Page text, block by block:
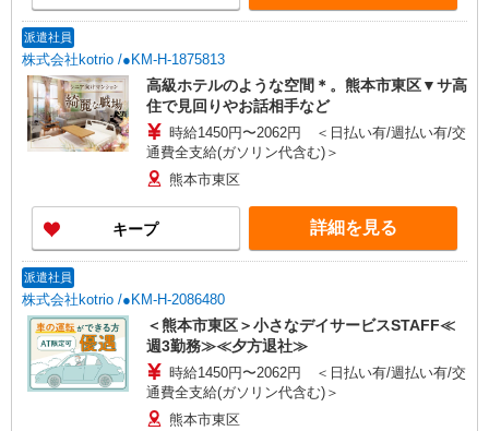
派遣社員
株式会社kotrio /●KM-H-1875813
高級ホテルのような空間＊。熊本市東区▼サ高
住で見回りやお話相手など
時給1450円〜2062円 ＜日払い有/週払い有/交
通費全支給(ガソリン代含む)＞
熊本市東区
キープ 詳細を見る
派遣社員
株式会社kotrio /●KM-H-2086480
＜熊本市東区＞小さなデイサービスSTAFF≪
週3勤務≫≪夕方退社≫
時給1450円〜2062円 ＜日払い有/週払い有/交
通費全支給(ガソリン代含む)＞
熊本市東区